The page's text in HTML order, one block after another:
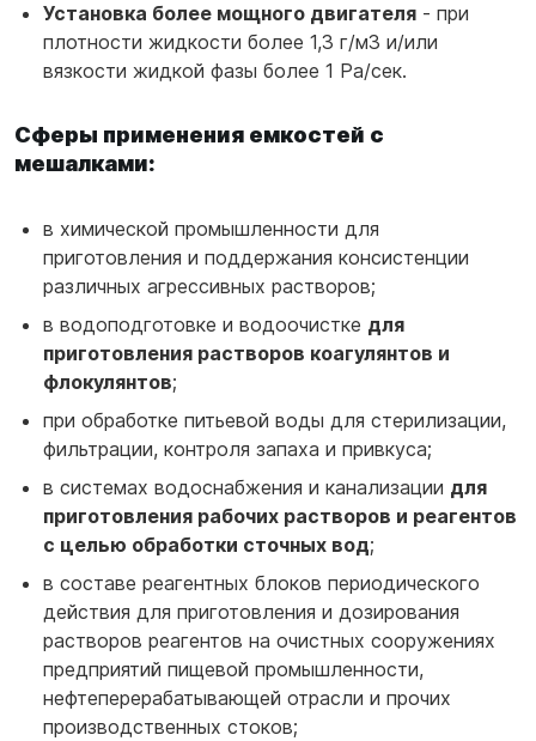
Установка более мощного двигателя - при
плотности жидкости более 1,3 г/м3 и/или
вязкости жидкой фазы более 1 Ра/сек.
Сферы применения емкостей с
мешалками:
в химической промышленности для
приготовления и поддержания консистенции
различных агрессивных растворов;
в водоподготовке и водоочистке для
приготовления растворов коагулянтов и
флокулянтов;
при обработке питьевой воды для стерилизации,
фильтрации, контроля запаха и привкуса;
в системах водоснабжения и канализации для
приготовления рабочих растворов и реагентов
с целью обработки сточных вод;
в составе реагентных блоков периодического
действия для приготовления и дозирования
растворов реагентов на очистных сооружениях
предприятий пищевой промышленности,
нефтеперерабатывающей отрасли и прочих
производственных стоков;